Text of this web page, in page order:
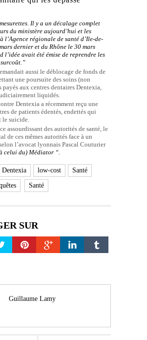
Il y a un décalage complet
du ministère aujourd’hui et les
l’Agence régionale de santé d’Ile-de-
dernier et du Rhône le 30 mars
l’idée avait été émise de reprendre les
aussi le déblocage de fonds de
une poursuite des soins (non
payés aux centres dentaires Dentexia,
liquidés.
Dentexia a récemment reçu une
de patients édentés, endettés qui
le suicide.
assourdissant des autorités de santé, le
de ces mêmes autorités face à un
l’avocat lyonnais Pascal Couturier
celui du) Médiator “.
Dentexia low-cost Santé
Santé
SUR
Guillaume Lamy